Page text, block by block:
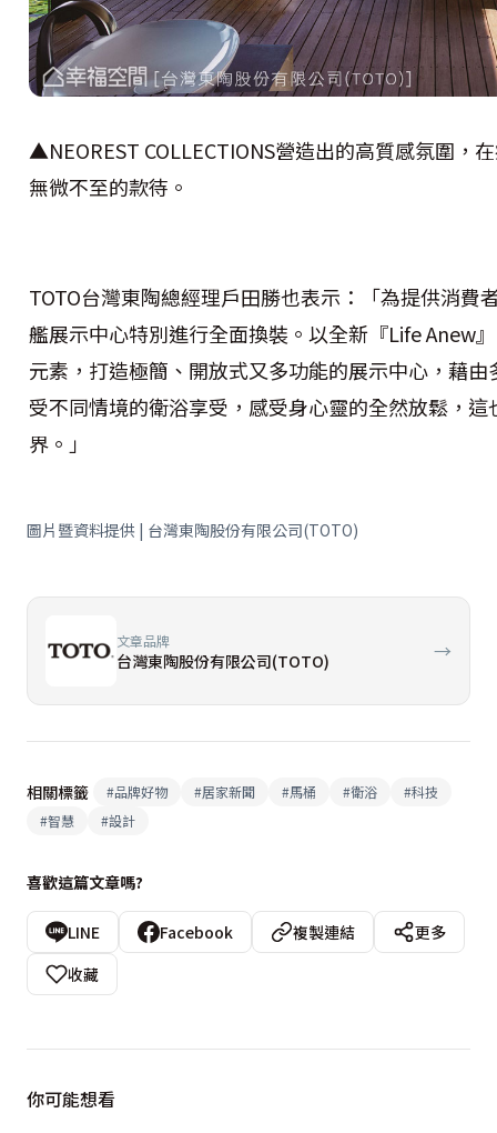
▲NEOREST COLLECTIONS營造出的高質感氛圍，
無微不至的款待。
TOTO台灣東陶總經理戶田勝也表示：「為提供消費
艦展示中心特別進行全面換裝。以全新『Life Anew
元素，打造極簡、開放式又多功能的展示中心，藉
受不同情境的衛浴享受，感受身心靈的全然放鬆，
界。」
圖片暨資料提供 | 台灣東陶股份有限公司(TOTO)
文章品牌
台灣東陶股份有限公司(TOTO) →
相關標籤 #品牌好物 #居家新聞 #馬桶 #衛浴 #科技
#智慧 #設計
喜歡這篇文章嗎?
LINE Facebook 複製連結
更多
收藏
你可能想看